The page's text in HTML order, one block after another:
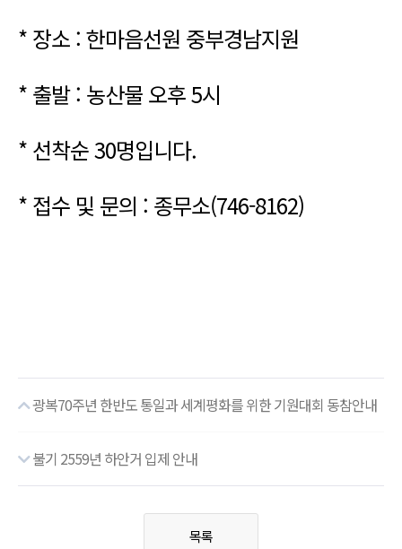
* 장소 : 한마음선원 중부경남지원
* 출발 : 농산물 오후 5시
* 선착순 30명입니다.
* 접수 및 문의 : 종무소(746-8162)
광복70주년 한반도 통일과 세계평화를 위한 기원대회 동참안내
불기 2559년 하안거 입제 안내
목록